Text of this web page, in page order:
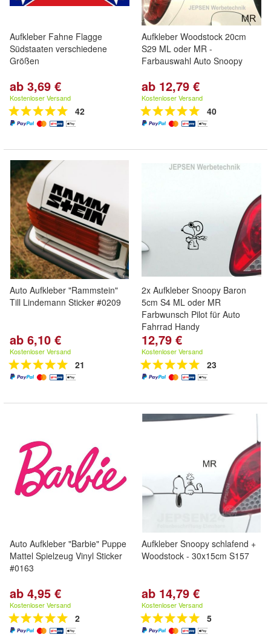
Aufkleber Fahne Flagge
Südstaaten verschiedene
Größen
ab 3,69 €
Kostenloser Versand
42
Aufkleber Woodstock 20cm
S29 ML oder MR -
Farbauswahl Auto Snoopy
ab 12,79 €
Kostenloser Versand
40
Auto Aufkleber "Rammstein"
Till Lindemann Sticker #0209
ab 6,10 €
Kostenloser Versand
21
2x Aufkleber Snoopy Baron
5cm S4 ML oder MR
Farbwunsch Pilot für Auto
Fahrrad Handy
12,79 €
Kostenloser Versand
23
Auto Aufkleber "Barbie" Puppe
Mattel Spielzeug Vinyl Sticker
#0163
ab 4,95 €
Kostenloser Versand
2
Aufkleber Snoopy schlafend +
Woodstock - 30x15cm S157
ab 14,79 €
Kostenloser Versand
5